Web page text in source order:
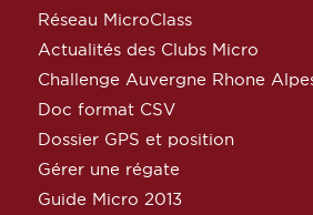
Réseau MicroClass
Actualités des Clubs Micro
Challenge Auvergne Rhone
Doc format CSV
Dossier GPS et position
Gérer une régate
Guide Micro 2013